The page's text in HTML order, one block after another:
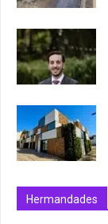
Hermandades